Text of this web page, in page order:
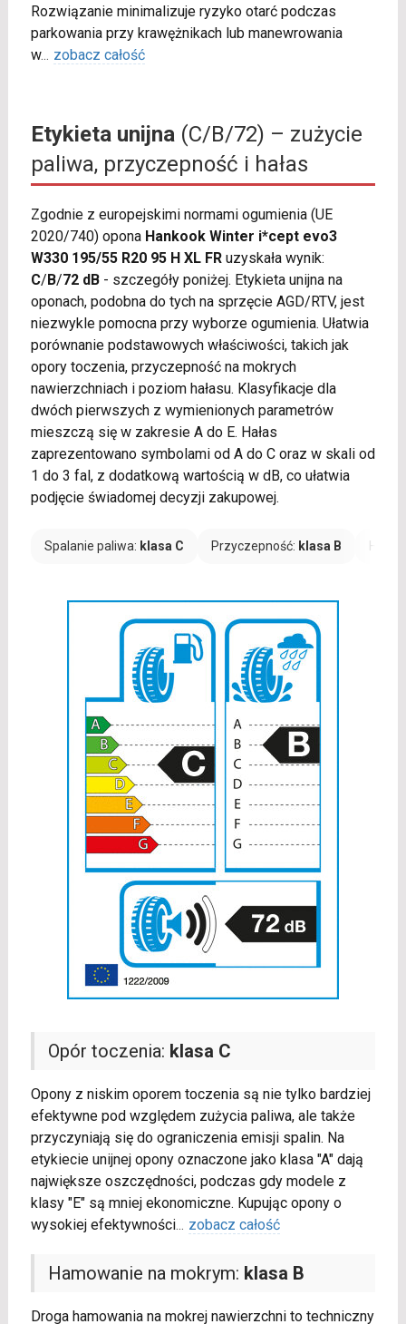
Rozwiązanie minimalizuje ryzyko otarć podczas
parkowania przy krawężnikach lub manewrowania
w... zobacz całość
Etykieta unijna(C/B/72) – zużycie
paliwa, przyczepność i hałas
Zgodnie z europejskimi normami ogumienia (UE
2020/740) opona Hankook Winter i*cept evo3
W330 195/55 R20 95 H XL FRuzyskała wynik:
C/B/72 dB- szczegóły poniżej. Etykieta unijna na
oponach, podobna do tych na sprzęcie AGD/RTV, jest
niezwykle pomocna przy wyborze ogumienia. Ułatwia
porównanie podstawowych właściwości, takich jak
opory toczenia, przyczepność na mokrych
nawierzchniach i poziom hałasu. Klasyfikacje dla
dwóch pierwszych z wymienionych parametrów
mieszczą się w zakresie A do E. Hałas
zaprezentowano symbolami od A do C oraz w skali od
1 do 3 fal, z dodatkową wartością w dB, co ułatwia
podjęcie świadomej decyzji zakupowej.
Spalanie paliwa: klasa C Przyczepność: klasa B
Opór toczenia: klasa C
Opony z niskim oporem toczenia są nie tylko bardziej
efektywne pod względem zużycia paliwa, ale także
przyczyniają się do ograniczenia emisji spalin. Na
etykiecie unijnej opony oznaczone jako klasa "A" dają
największe oszczędności, podczas gdy modele z
klasy "E" są mniej ekonomiczne. Kupując opony o
wysokiej efektywności... zobacz całość
Hamowanie na mokrym: klasa B
Droga hamowania na mokrej nawierzchni to techniczny